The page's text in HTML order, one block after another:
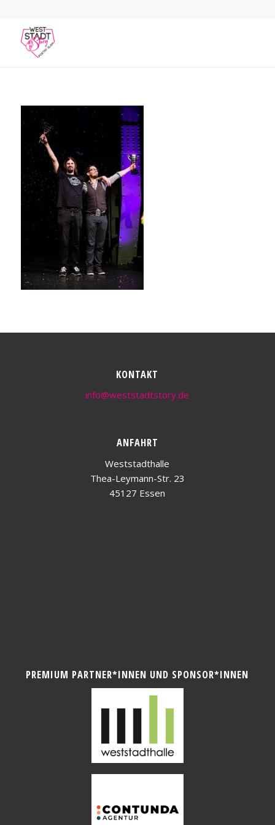
KONTAKT
info@weststadtstory.de
ANFAHRT
Weststadthalle
Thea-Leymann-Str. 23
45127 Essen
PREMIUM PARTNER*INNEN UND SPONSOR*INNEN